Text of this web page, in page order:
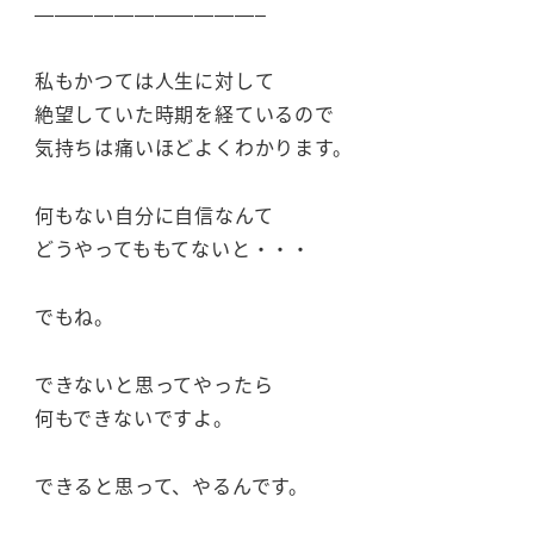
———————————–
私もかつては人生に対して
絶望していた時期を経ているので
気持ちは痛いほどよくわかります。
何もない自分に自信なんて
どうやってももてないと・・・
でもね。
できないと思ってやったら
何もできないですよ。
できると思って、やるんです。